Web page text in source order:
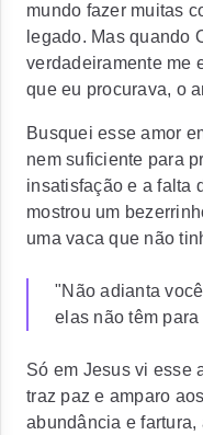
mundo fazer muitas
legado. Mas quando
verdadeiramente me
que eu procurava, o
Busquei esse amor
nem suficiente para
insatisfação e a falta
mostrou um
uma vaca que não
"Não adianta
elas não têm para
Só em Jesus vi esse
traz paz e amparo
abundância e